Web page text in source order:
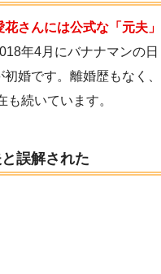
さんには公式な「元夫」
年4月にバナナマンの日
婚です。離婚歴もなく、
続いています。
誤解された